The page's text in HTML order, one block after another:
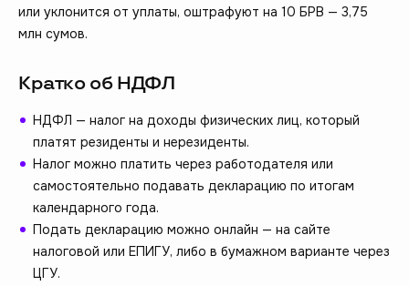
или уклонится от уплаты, оштрафуют на 10 БРВ — 3,75
млн сумов.
Кратко об НДФЛ
НДФЛ — налог на доходы физических лиц, который
платят резиденты и нерезиденты.
Налог можно платить через работодателя или
самостоятельно подавать декларацию по итогам
календарного года.
Подать декларацию можно онлайн — на сайте
налоговой или ЕПИГУ, либо в бумажном варианте через
ЦГУ.